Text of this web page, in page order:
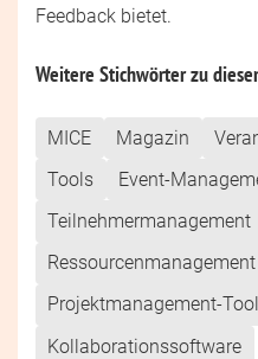
Feedback bietet.
Weitere Stichwörter zu
MICE Magazin
Tools
Event-
Teilnehmermanagement
Ressourcenmanagement
Projektmanagement-
Kollaborationssoftware